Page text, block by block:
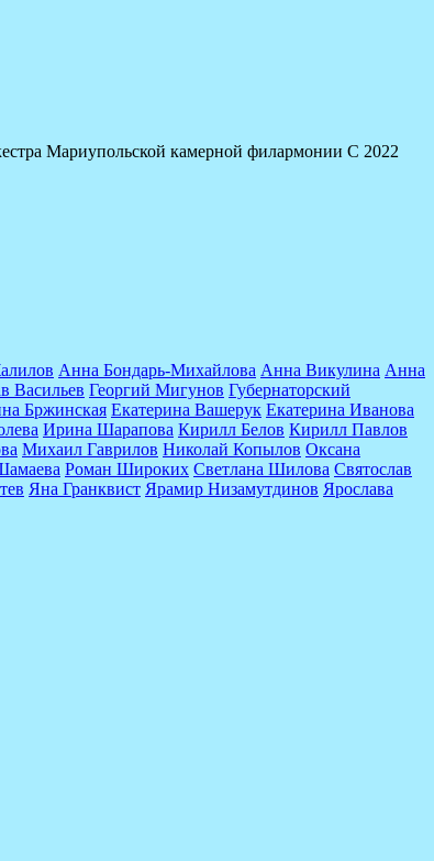
Мариупольской камерной филармонии С 2022
Анна Бондарь-Михайлова Анна Викулина Анна
Васильев Георгий Мигунов Губернаторский
Бржинская Екатерина Вашерук Екатерина Иванова
Ирина Шарапова Кирилл Белов Кирилл Павлов
Михаил Гаврилов Николай Копылов Оксана
Роман Широких Светлана Шилова Святослав
Яна Гранквист Ярамир Низамутдинов Ярослава